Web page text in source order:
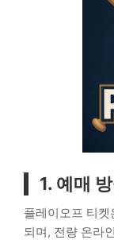
1. 예매
플레이오프 티
되며, 전량 온라